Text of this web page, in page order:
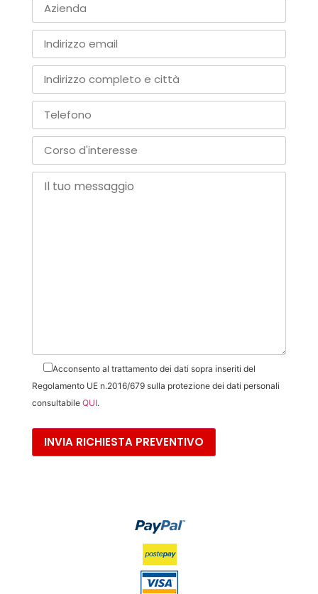
Acconsento al trattamento dei dati sopra inseriti del
Regolamento UE n.2016/679 sulla protezione dei dati personali
consultabile QUI.